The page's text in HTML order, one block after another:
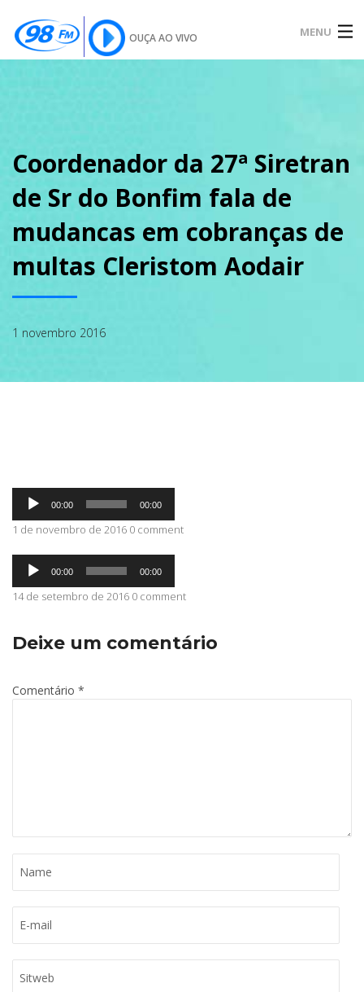
OUÇA AO VIVO MENU
SOBRE
PODCAST
GALERIA
Coordenador da 27ª Siretran
de Sr do Bonfim fala de
mudancas em cobranças de
multas Cleristom Aodair
1 novembro 2016
Tocador
áudio
00:00 00:00
1 de novembro de 2016 0 comment
Tocador
áudio
00:00 00:00
14 de setembro de 2016 0 comment
Deixe um comentário
Comentário *